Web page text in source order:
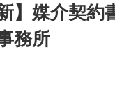
】媒介契
務所